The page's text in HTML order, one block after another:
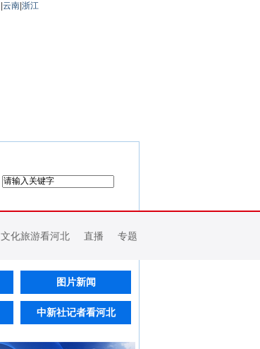
云南 浙江
文化旅游看河北 直播 专题
图片新闻
中新社记者看河北